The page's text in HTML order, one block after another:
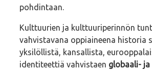
pohdintaan.
Kulttuurien ja kulttuuriperinnön
vahvistavana oppiaineena historia
yksilöllistä, kansallista,
identiteettiä vahvistaen globaali- ja